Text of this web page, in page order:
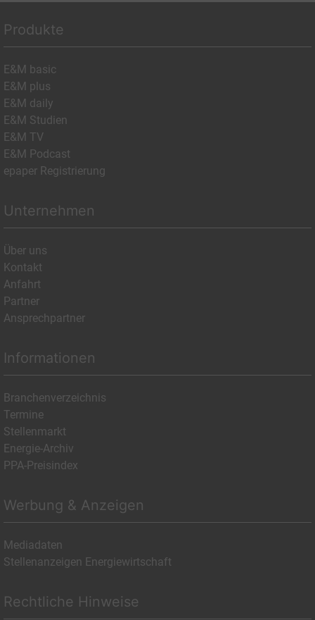
Produkte
E&M basic
E&M plus
E&M daily
E&M Studien
E&M TV
E&M Podcast
epaper Registrierung
Unternehmen
Über uns
Kontakt
Anfahrt
Partner
Ansprechpartner
Informationen
Branchenverzeichnis
Termine
Stellenmarkt
Energie-Archiv
PPA-Preisindex
Werbung & Anzeigen
Mediadaten
Stellenanzeigen Energiewirtschaft
Rechtliche Hinweise